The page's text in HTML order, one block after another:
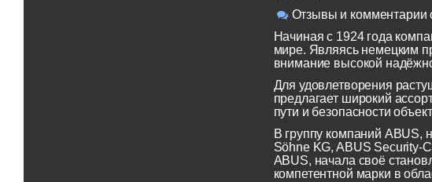
Отзывы и комментарии
Начиная с 1924 года
мире. Являясь немецким
внимание высокой
Для удовлетворения
предлагает широкий
пути и безопасности
В группу компаний ABUS,
Söhne KG, ABUS Security-
ABUS, начала своё
компетентной марки в